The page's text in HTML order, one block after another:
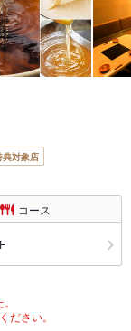
典対象店
コース
ださい。